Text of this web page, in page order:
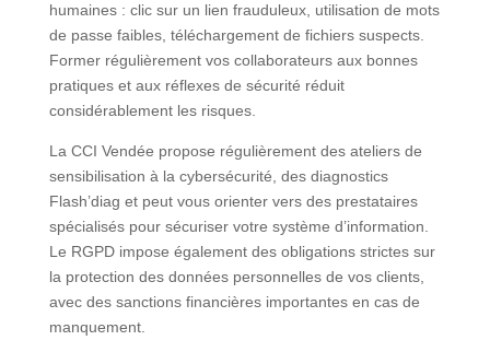
humaines : clic sur un lien frauduleux, utilisation de mots
de passe faibles, téléchargement de fichiers suspects.
Former régulièrement vos collaborateurs aux bonnes
pratiques et aux réflexes de sécurité réduit
considérablement les risques.
La CCI Vendée propose régulièrement des ateliers de
sensibilisation à la cybersécurité, des diagnostics
Flash’diag et peut vous orienter vers des prestataires
spécialisés pour sécuriser votre système d’information.
Le RGPD impose également des obligations strictes sur
la protection des données personnelles de vos clients,
avec des sanctions financières importantes en cas de
manquement.